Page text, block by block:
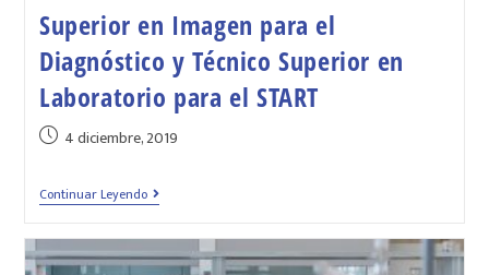
Superior en Imagen para el
Diagnóstico y Técnico Superior en
Laboratorio para el START
4 diciembre, 2019
Continuar Leyendo